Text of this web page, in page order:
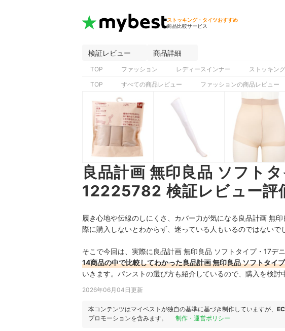
ストッキング・タイツおすすめ
商品比較サービス
検証レビュー 商品詳細
TOP ファッション レディースインナー ストッキン
TOP すべての商品レビュー ファッションの商品レビュー
良品計画 無印良品 ソフト
12225782 検証レビュー評
履き心地や伝線のしにくさ、カバー力が気になる良品計画 無
際に購入しないとわからず、迷っている人もいるのではないで
そこで今回は、実際に良品計画 無印良品 ソフトタイプ・17デ
14商品の中で比較してわかった良品計画 無印良品 ソフトタイ
いきます。パンストの選び方も紹介しているので、購入を検討
2026年06月04日更新
本コンテンツはマイベストが独自の基準に基づき制作していますが、
プロモーションを含みます。
制作・運営ポリシー